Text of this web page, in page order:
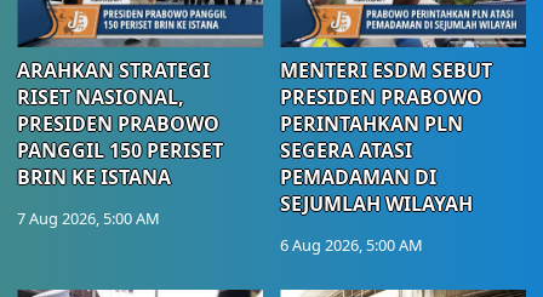
ARAHKAN STRATEGI
RISET NASIONAL,
PRESIDEN PRABOWO
PANGGIL 150 PERISET
BRIN KE ISTANA
7 Aug 2026, 5:00 AM
MENTERI ESDM SEBUT
PRESIDEN PRABOWO
PERINTAHKAN PLN
SEGERA ATASI
PEMADAMAN DI
SEJUMLAH WILAYAH
6 Aug 2026, 5:00 AM